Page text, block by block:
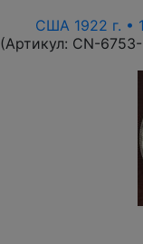
США 1922 г. •
(Артикул: CN-